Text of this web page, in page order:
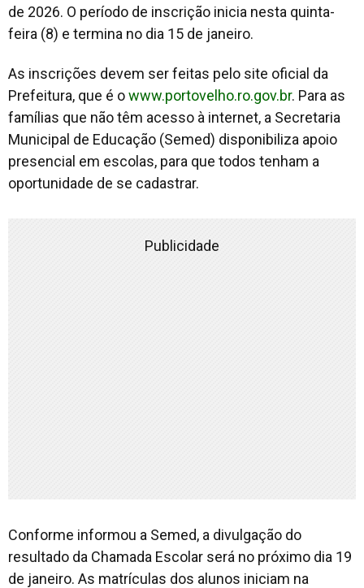
de 2026. O período de inscrição inicia nesta quinta-
feira (8) e termina no dia 15 de janeiro.
As inscrições devem ser feitas pelo site oficial da
Prefeitura, que é owww.portovelho.ro.gov.br. Para as
famílias que não têm acesso à internet, a Secretaria
Municipal de Educação (Semed) disponibiliza apoio
presencial em escolas, para que todos tenham a
oportunidade de se cadastrar.
Publicidade
Conforme informou a Semed, a divulgação do
resultado da Chamada Escolar será no próximo dia 19
de janeiro. As matrículas dos alunos iniciam na